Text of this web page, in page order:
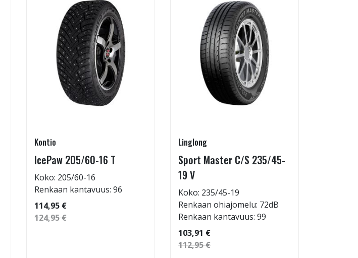
Kontio
IcePaw 205/60-16 T
Koko: 205/60-16
Renkaan kantavuus: 96
114,95 €
124,95 €
Linglong
Sport Master C/S 235/45-
19 V
Koko: 235/45-19
Renkaan ohiajomelu: 72dB
Renkaan kantavuus: 99
103,91 €
112,95 €